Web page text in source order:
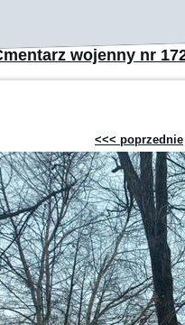
wojenny nr
<<< poprzednie